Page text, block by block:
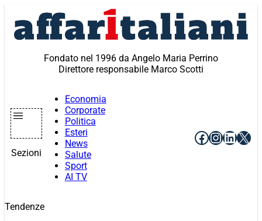
contenuto
Fondato nel 1996 da Angelo Maria Perrino
Direttore responsabile Marco Scotti
Sezioni
Economia
Corporate
Politica
Esteri
News
Salute
Sport
AI TV
Facebook
X
Tendenze